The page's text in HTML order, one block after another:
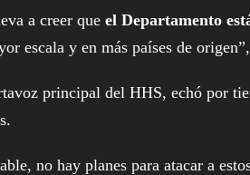
a creer que el Departamento
escala y en más países de
principal del HHS, echó por
no hay planes para atacar a